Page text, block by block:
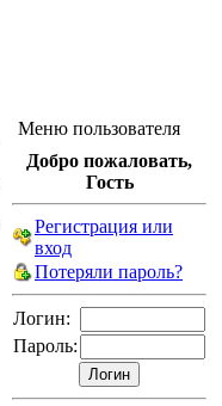
Меню пользователя
Добро пожаловать,
Гость
Регистрация или
вход
Потеряли пароль?
Логин:
Пароль: